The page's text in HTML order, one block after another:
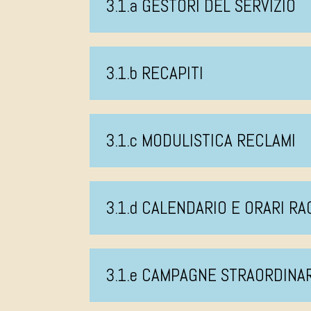
3.1.a GESTORI DEL SERVIZIO
3.1.b RECAPITI
3.1.c MODULISTICA RECLAMI
3.1.d CALENDARIO E ORARI
3.1.e CAMPAGNE